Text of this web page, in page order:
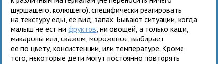
шуршащего, колющего), специфически реагировать
на текстуру еды, ее вид, запах. Бывают ситуации, когда
малыш не ест нифруктов , ни овощей, а только каши,
макароны или, скажем, мороженое, выбирает
ее по цвету, консистенции, или температуре. Кроме
того, некоторые дети могут постоянно повторять